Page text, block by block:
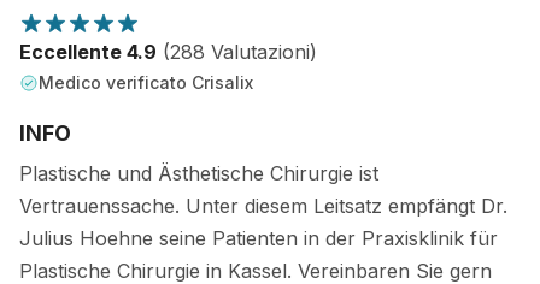
Eccellente 4.9 (288 Valutazioni)
Medico verificato Crisalix
INFO
Plastische und Ästhetische Chirurgie ist
Vertrauenssache. Unter diesem Leitsatz empfängt Dr.
Julius Hoehne seine Patienten in der Praxisklinik für
Plastische Chirurgie in Kassel. Vereinbaren Sie gern